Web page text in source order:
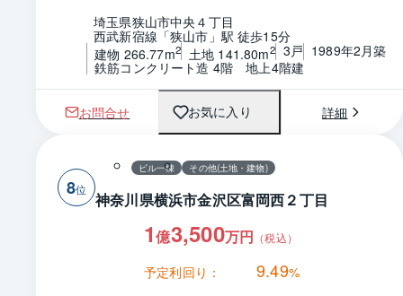
埼玉県狭山市中央４丁目
西武新宿線「狭山市」駅 徒歩15分
建物 266.77m2 土地 141.80m2 3戸 1989年2月築
鉄筋コンクリート造 4階　地上4階建
お問合せ お気に入り 詳細
8
ビル一棟 その他(土地・建物)
神奈川県横浜市金沢区富岡西２丁目
1億3,500万円 （税込）
予定利回り： 9.49%